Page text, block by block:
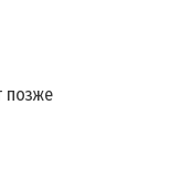
позже